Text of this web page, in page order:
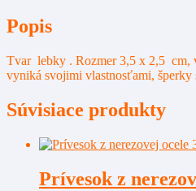
Popis
Tvar lebky . Rozmer 3,5 x 2,5 cm,
vyniká svojimi vlastnosťami, šperky
Súvisiace produkty
Prívesok z